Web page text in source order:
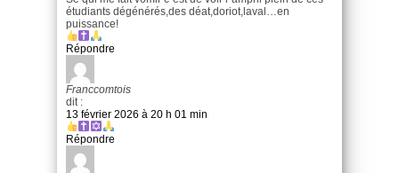
étudiants dégénérés,des déat,doriot,laval…en
puissance!
Répondre
Franccomtois
dit :
13 février 2026 à 20 h 01 min
Répondre